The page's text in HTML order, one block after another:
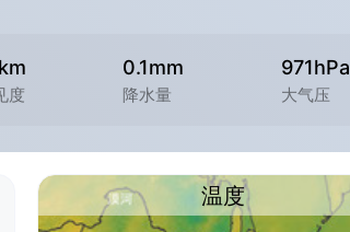
度
0.1mm
降水量
971hPa
大气压
温度